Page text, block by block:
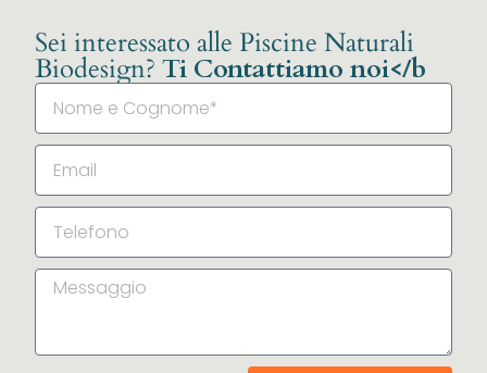
Sei interessato alle Piscine Naturali
Biodesign? Ti Contattiamo noi</b